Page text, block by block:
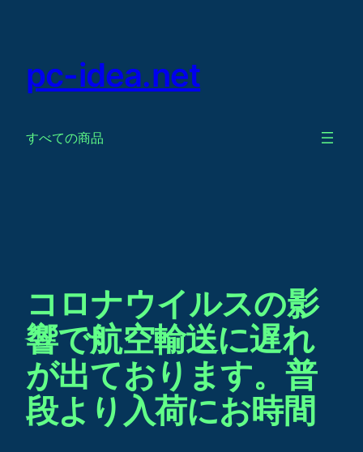
pc-idea.net
すべての商品
コロナウイルスの影
響で航空輸送に遅れ
が出ております。普
段より入荷にお時間